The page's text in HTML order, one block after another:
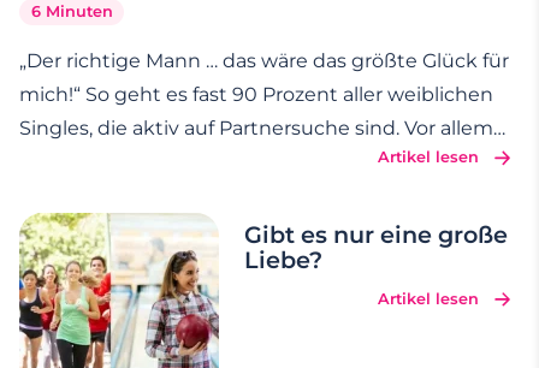
6 Minuten
„Der richtige Mann … das wäre das größte Glück für
mich!“ So geht es fast 90 Prozent aller weiblichen
Singles, die aktiv auf Partnersuche sind. Vor allem
für Frauen ab 40 wird es zunehmend schwieriger,
Sie diese Situation? Dann…
Artikel lesen
Gibt es nur eine große
Liebe?
Artikel lesen